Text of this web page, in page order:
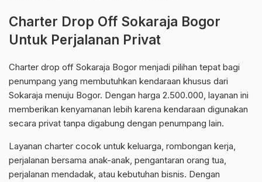
Charter Drop Off Sokaraja Bogor
Untuk Perjalanan Privat
Charter drop off Sokaraja Bogor menjadi pilihan tepat bagi
penumpang yang membutuhkan kendaraan khusus dari
Sokaraja menuju Bogor. Dengan harga 2.500.000, layanan ini
memberikan kenyamanan lebih karena kendaraan digunakan
secara privat tanpa digabung dengan penumpang lain.
Layanan charter cocok untuk keluarga, rombongan kerja,
perjalanan bersama anak-anak, pengantaran orang tua,
perjalanan mendadak, atau kebutuhan bisnis. Dengan